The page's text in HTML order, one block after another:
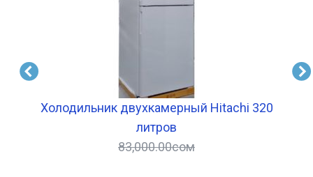
Холодильник двухкамерный Hitachi 320
литров
83,000.00сом